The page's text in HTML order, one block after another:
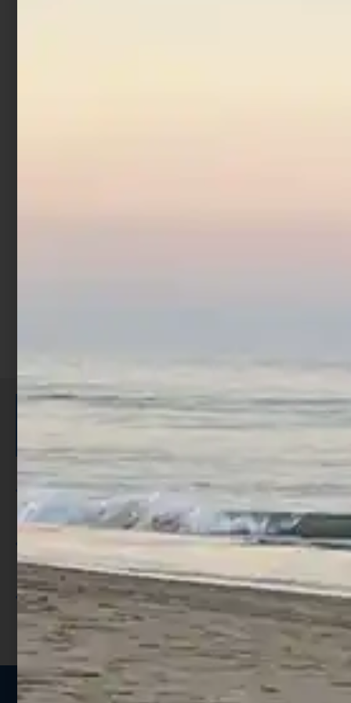
ISCRIVITI E RICEVI 3,50€ DI
SCONTO >
Per ogni acquisto accumuli ulteriori
punti;
Utilizza i punti per ricevere uno
sconto;
I punti sono indicati nella pagina
prodotto;